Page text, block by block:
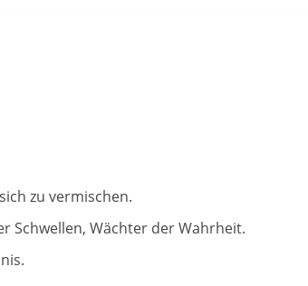
zu vermischen.
Schwellen, Wächter der Wahrheit.